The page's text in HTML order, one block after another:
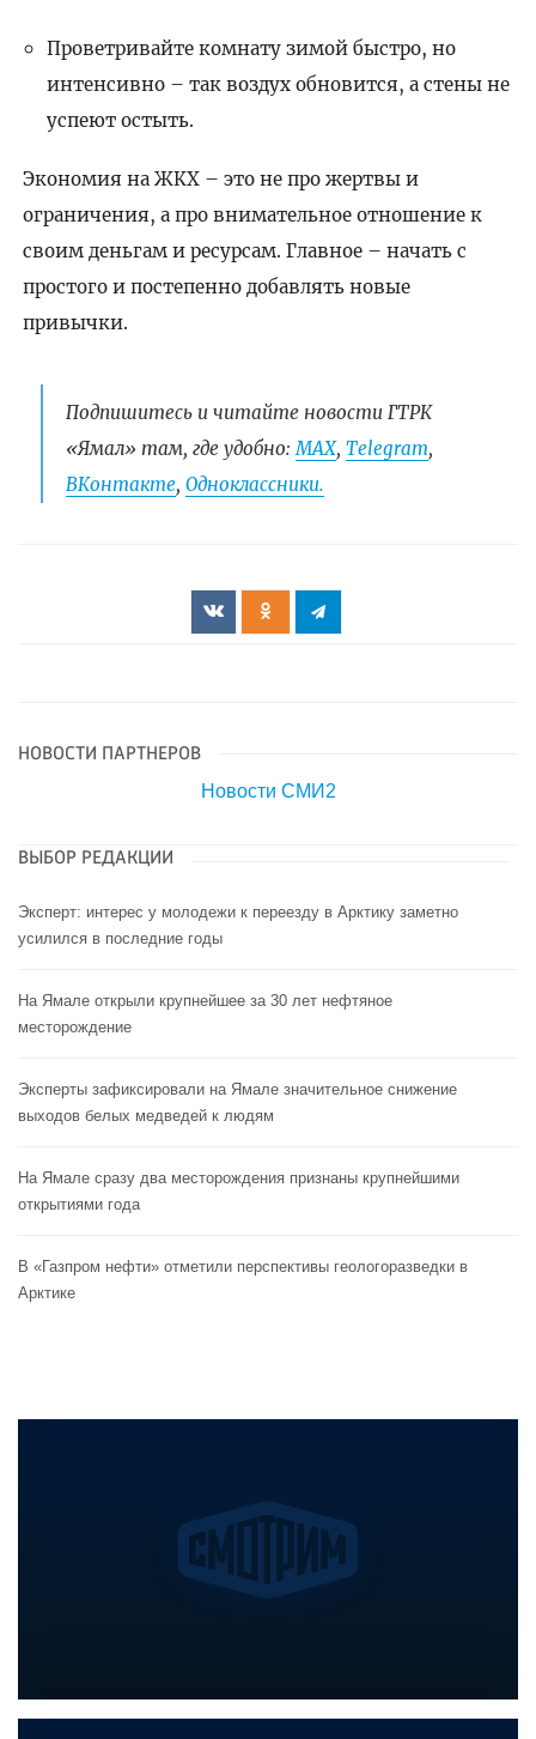
Проветривайте комнату зимой быстро, но
интенсивно – так воздух обновится, а стены не
успеют остыть.
Экономия на ЖКХ – это не про жертвы и
ограничения, а про внимательное отношение к
своим деньгам и ресурсам. Главное – начать с
простого и постепенно добавлять новые
привычки.
Подпишитесь и читайте новости ГТРК
«Ямал» там, где удобно: МАХ, Telegram,
ВКонтакте, Одноклассники.
НОВОСТИ ПАРТНЕРОВ
Новости СМИ2
ВЫБОР РЕДАКЦИИ
Эксперт: интерес у молодежи к переезду в Арктику заметно
усилился в последние годы
На Ямале открыли крупнейшее за 30 лет нефтяное
месторождение
Эксперты зафиксировали на Ямале значительное снижение
выходов белых медведей к людям
На Ямале сразу два месторождения признаны крупнейшими
открытиями года
В «Газпром нефти» отметили перспективы геологоразведки в
Арктике